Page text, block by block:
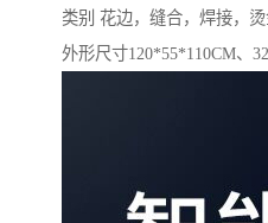
类别 花边，缝合，焊接，
外形尺寸120*55*110CM、